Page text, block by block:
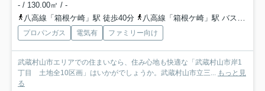
- / 130.00㎡ / -
八高線「箱根ケ崎」駅 徒歩40分
八高線「箱根ケ崎」駅 バス7分 「三ツ木地区会館」 停歩3分
プロパンガス 電気有 ファミリー向け
武蔵村山市エリアでの住まいなら、住み心地も快適な「武蔵村山市岸1
丁目 土地全10区画」はいかがでしょうか。武蔵村山市立三... もっと見
る